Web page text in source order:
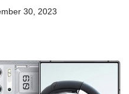
30, 2023